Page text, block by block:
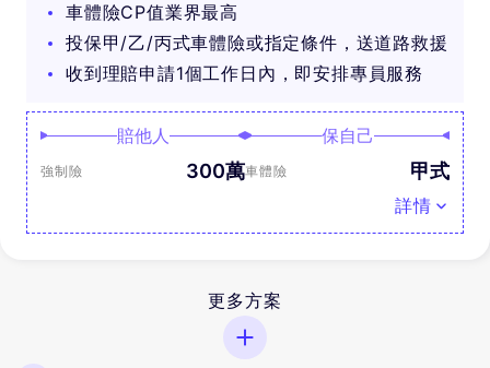
車體險CP值業界最高
投保甲/乙/丙式車體險或指定條件，送道路救援
收到理賠申請1個工作日內，即安排專員服務
賠他人
強制險 300萬
保自己
車體險 甲式
詳情
更多方案